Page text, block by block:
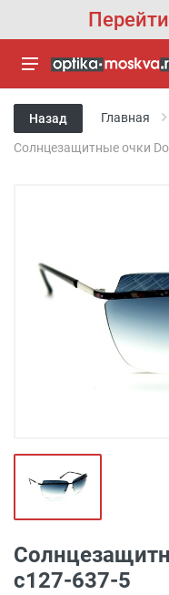
Назад Главная
Солнцезащитные очки
c127-637-5